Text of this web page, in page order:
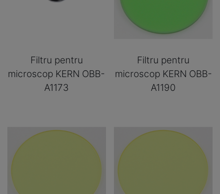
Filtru pentru
microscop KERN OBB-
A1173
Filtru pentru
microscop KERN OBB-
A1190